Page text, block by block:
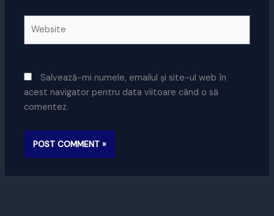
Salvează-mi numele, emailul și site-ul web în
acest navigator pentru data viitoare când o să
comentez.